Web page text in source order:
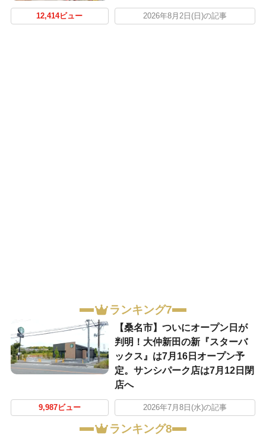
12,414ビュー 2026年8月2日(日)の記事
ランキング7
【桑名市】ついにオープン日が
判明！大仲新田の新『スターバ
ックス』は7月16日オープン予
定。サンシパーク店は7月12日閉
店へ
9,987ビュー 2026年7月8日(水)の記事
ランキング8